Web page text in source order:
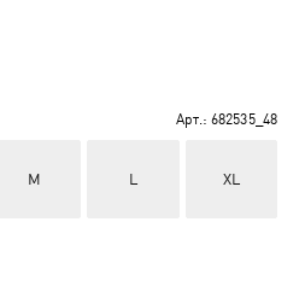
Арт.: 682535_48
M L XL